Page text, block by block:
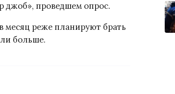
джоб», проведшем опрос.
месяц реже планируют брать
больше.